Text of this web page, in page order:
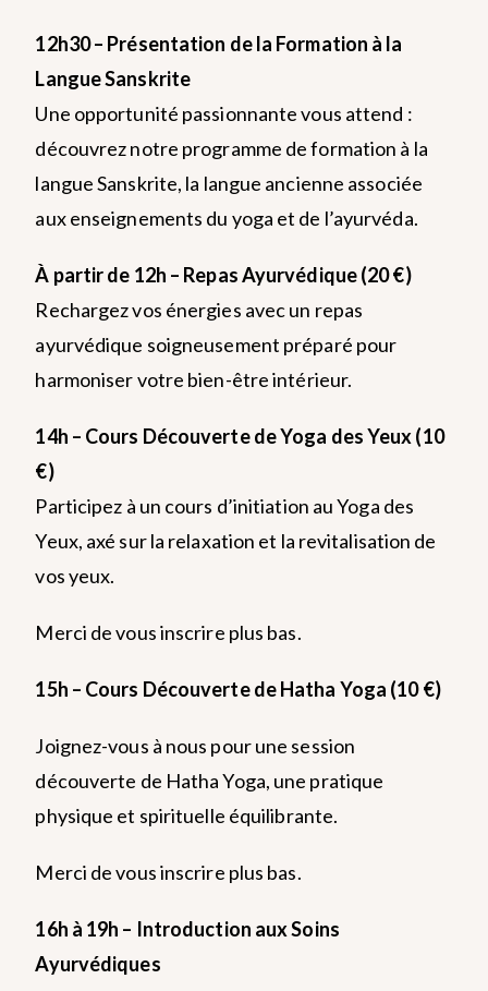
12h30 – Présentation de la Formation à la
Langue Sanskrite
Une opportunité passionnante vous attend :
découvrez notre programme de formation à la
langue Sanskrite, la langue ancienne associée
aux enseignements du yoga et de l’ayurvéda.
À partir de 12h – Repas Ayurvédique (20 €)
Rechargez vos énergies avec un repas
ayurvédique soigneusement préparé pour
harmoniser votre bien-être intérieur.
14h – Cours Découverte de Yoga des Yeux (10
€)
Participez à un cours d’initiation au Yoga des
Yeux, axé sur la relaxation et la revitalisation de
vos yeux.
Merci de vous inscrire plus bas.
15h – Cours Découverte de Hatha Yoga (10 €)
Joignez-vous à nous pour une session
découverte de Hatha Yoga, une pratique
physique et spirituelle équilibrante.
Merci de vous inscrire plus bas.
16h à 19h – Introduction aux Soins
Ayurvédiques